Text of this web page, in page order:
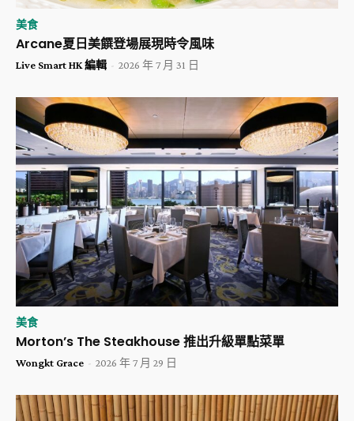
美食
Arcane夏日美饌登場展現時令風味
Live Smart HK 編輯 - 2026 年 7 月 31 日
美食
Morton’s The Steakhouse 推出升級單點菜單
Wongkt Grace - 2026 年 7 月 29 日